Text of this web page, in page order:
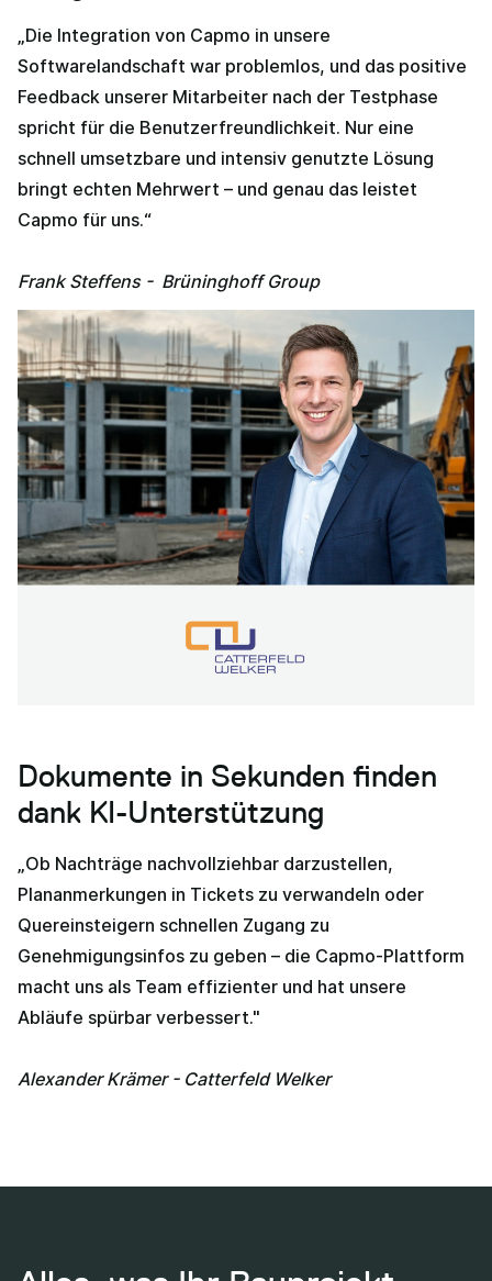
„Die Integration von Capmo in unsere
Softwarelandschaft war problemlos, und das positive
Feedback unserer Mitarbeiter nach der Testphase
spricht für die Benutzerfreundlichkeit. Nur eine
schnell umsetzbare und intensiv genutzte Lösung
bringt echten Mehrwert – und genau das leistet
Capmo für uns.“
Frank Steffens - Brüninghoff Group
Dokumente in Sekunden finden
dank KI-Unterstützung
„Ob Nachträge nachvollziehbar darzustellen,
Plananmerkungen in Tickets zu verwandeln oder
Quereinsteigern schnellen Zugang zu
Genehmigungsinfos zu geben – die Capmo-Plattform
macht uns als Team effizienter und hat unsere
Abläufe spürbar verbessert."
Alexander Krämer - Catterfeld Welker